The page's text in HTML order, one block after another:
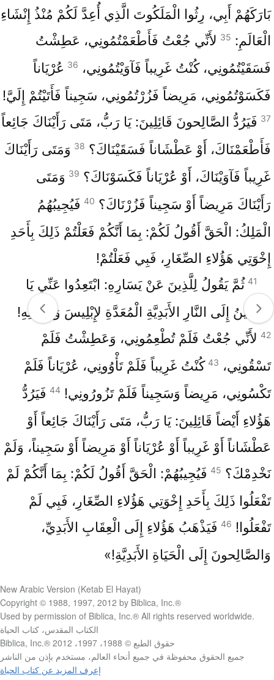
بَارَكَهُمْ أَبِي، رِثُوا الْمَلَكُوتَ الَّذِي أُعِدَّ لَكُمْ مُنْذُ إِنْشَاءِ
الْعَالَمِ: 35 لأَنِّي جُعْتُ فَأَطْعَمْتُمُونِي، عَطِشْتُ
فَسَقَيْتُمُونِي، كُنْتُ غَرِيباً فَآوَيْتُمُونِي، 36 عُرْيَاناً
فَكَسَوْتُمُونِي، مَرِيضاً فَزُرْتُمُونِي، سَجِيناً فَأَتَيْتُمْ إِلَيَّ!
37 فَيَرُدُّ الصَّالِحونَ قَائِلِينَ: يَا رَبُّ، مَتَى رَأَيْنَاكَ جَائِعاً
فَأَطْعَمْنَاكَ، أَوْ عَطْشَاناً فَسَقَيْنَاكَ؟ 38 وَمَتَى رَأَيْنَاكَ
غَرِيباً فَآوَيْنَاكَ، أَوْ عُرْيَاناً فَكَسَوْنَاكَ؟ 39 وَمَتَى
رَأَيْنَاكَ مَرِيضاً أَوْ سَجِيناً فَزُرْنَاكَ؟ 40 فَيُجِيبُهُمُ
الْمَلِكُ: الْحَقَّ أَقُولُ لَكُمْ: بِمَا أَنَّكُمْ فَعَلْتُمْ ذَلِكَ بِأَحَدِ
إِخْوَتِي هَؤُلاءِ الصِّغَارِ، فَبِي فَعَلْتُمْ!
41 ثُمَّ يَقُولُ لِلَّذِينَ عَنْ يَسَارِهِ: ابْتَعِدُوا عَنِّي يَا
مَلاعِينُ إِلَى النَّارِ الأَبَدِيَّةِ الْمُعَدَّةِ لإِبْلِيسَ وَأَعْوَانِهِ!
42 لأَنِّي جُعْتُ فَلَمْ تُطْعِمُونِي، وَعَطِشْتُ فَلَمْ
تَسْقُونِي، 43 كُنْتُ غَرِيباً فَلَمْ تَأْوُونِي، عُرْيَاناً فَلَمْ
تَكْسُونِي، مَرِيضاً وَسَجِيناً فَلَمْ تَزُورُونِي! 44 فَيَرُدُّ
هَؤُلاءِ أَيْضاً قَائِلِينَ: يَا رَبُّ، مَتَى رَأَيْنَاكَ جَائِعاً أَوْ
عَطْشَاناً أَوْ غَرِيباً أَوْ عُرْيَاناً أَوْ مَرِيضاً أَوْ سَجِيناً، وَلَمْ
نَخْدِمْكَ؟ 45 فَيُجِيبُهُمْ: الْحَقَّ أَقُولُ لَكُمْ: بِمَا أَنَّكُمْ لَمْ
تَفْعَلُوا ذَلِكَ بِأَحَدِ إِخْوَتِي هَؤُلاءِ الصِّغَارِ، فَبِي لَمْ
تَفْعَلُوا! 46 فَيَذْهَبُ هَؤُلاءِ إِلَى الْعِقَابِ الأَبَدِيِّ،
وَالصَّالِحونَ إِلَى الْحَيَاةِ الأَبَدِيَّةِ!»
New Arabic Version (Ketab El Hayat)
‪Copyright © 1988, 1997, 2012 by Biblica, Inc.®‎
Used by permission of Biblica, Inc.® A‪ll rights reserved worldwide‎. ‎
ا‫لكتاب المقدس، كتاب الحياة
ح‫قوق الطبع © 1988، 1997، 2012 Biblica, Inc.®‎
ج‫ميع الحقوق محفوظة في جميع أنحاء العالم، مستخدم بإذن من الناشر
إعرف المزيد عن كتاب الحياة